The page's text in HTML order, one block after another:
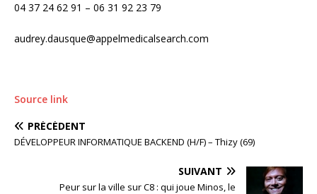
04 37 24 62 91 – 06 31 92 23 79
audrey.dausque@appelmedicalsearch.com
Source link
PRÉCÉDENT
DÉVELOPPEUR INFORMATIQUE BACKEND (H/F) – Thizy (69)
SUIVANT
Peur sur la ville sur C8 : qui joue Minos, le